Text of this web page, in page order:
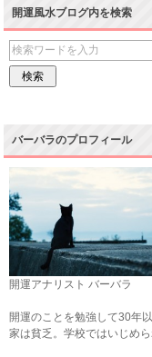
開運風水ブログ内を検索
バーバラのプロフィール
開運アナリスト バーバラ
開運のことを勉強して30年
家は貧乏。学校ではいじめ